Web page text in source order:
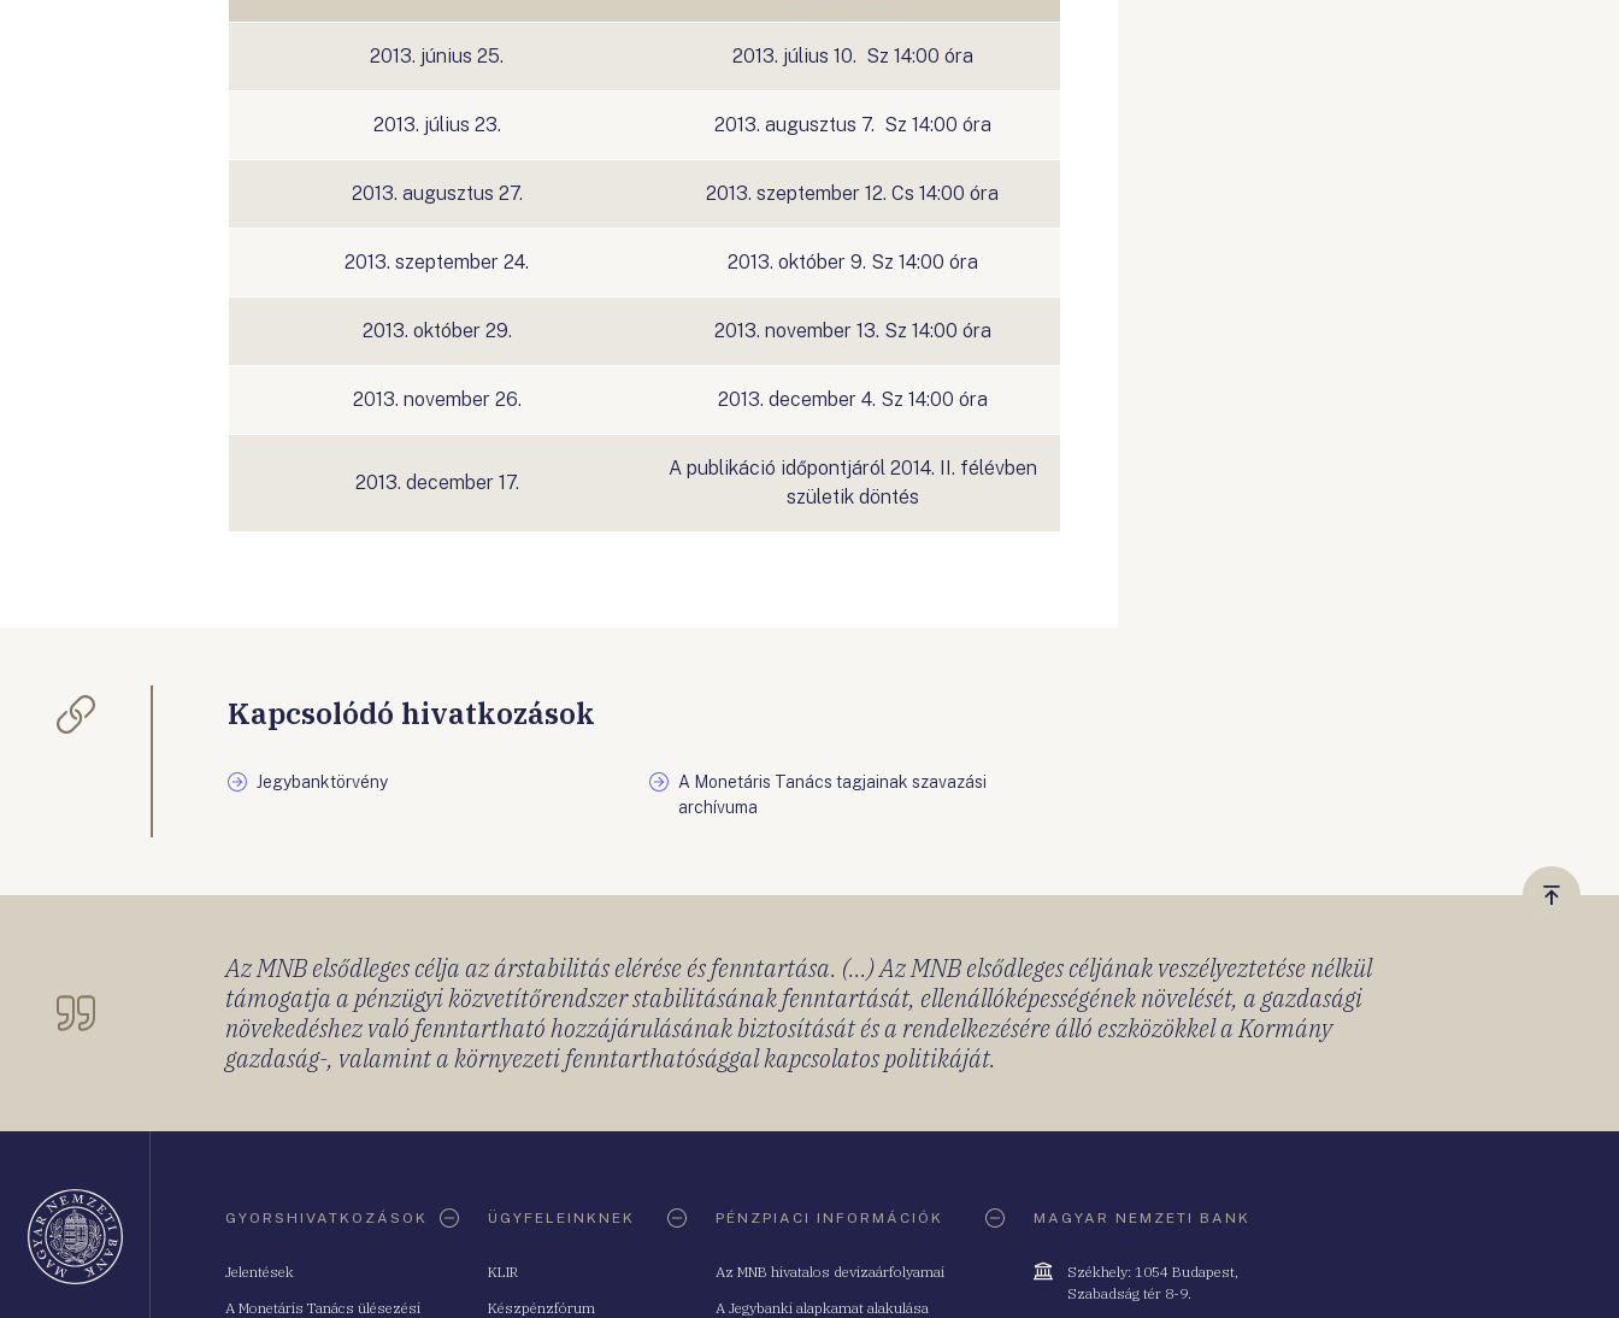
2013. június 25. 2013. július 10. Sz 14:00 óra
2013. július 23. 2013. augusztus 7. Sz 14:00 óra
2013. augusztus 27. 2013. szeptember 12. Cs 14:00 óra
2013. szeptember 24. 2013. október 9. Sz 14:00 óra
2013. október 29. 2013. november 13. Sz 14:00 óra
2013. november 26. 2013. december 4. Sz 14:00 óra
2013. december 17.
A publikáció időpontjáról 2014. II. félévben
születik döntés
Kapcsolódó hivatkozások
Jegybanktörvény
A Monetáris Tanács tagjainak szavazási
archívuma
Vissza
Az MNB elsődleges célja az árstabilitás elérése és fenntartása. (...) Az MNB elsődleges céljának veszélyeztetése nélkül
támogatja a pénzügyi közvetítőrendszer stabilitásának fenntartását, ellenállóképességének növelését, a gazdasági
növekedéshez való fenntartható hozzájárulásának biztosítását és a rendelkezésére álló eszközökkel a Kormány
gazdaság-, valamint a környezeti fenntarthatósággal kapcsolatos politikáját.
GYORSHIVATKOZÁSOK
Jelentések
A Monetáris Tanács ülésezési
ÜGYFELEINKNEK
KLIR
Készpénzfórum
PÉNZPIACI INFORMÁCIÓK
Az MNB hivatalos devizaárfolyamai
A Jegybanki alapkamat alakulása
MAGYAR NEMZETI BANK
Cím
Székhely: 1054 Budapest,
Szabadság tér 8-9.